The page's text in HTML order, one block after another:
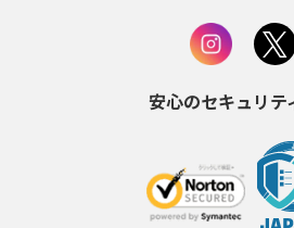
安心のセキュリテ